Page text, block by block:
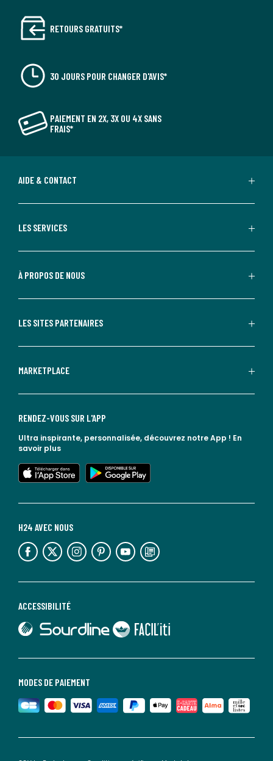
RETOURS GRATUITS*
30 JOURS POUR CHANGER D'AVIS*
PAIEMENT EN 2X, 3X OU 4X SANS
FRAIS*
AIDE & CONTACT
LES SERVICES
À PROPOS DE NOUS
LES SITES PARTENAIRES
MARKETPLACE
MODES DE PAIEMENT
ACCESSIBILITÉ
lien vers Sourdline
lien vers Faciliti
H24 AVEC NOUS
lien vers l'espace réseaux sociaux lien vers l'espace réseaux sociaux lien vers l'espace réseaux sociaux lien vers l'espace réseaux sociaux lien vers l'espace réseaux sociaux lien vers le blog la redoute
RENDEZ-VOUS SUR L'APP
Ultra inspirante, personnalisée, découvrez notre App ! En
savoir plus
lien vers l'app store
lien vers google play